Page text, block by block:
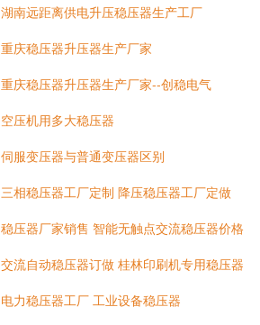
湖南远距离供电升压稳压器生产工厂
重庆稳压器升压器生产厂家
重庆稳压器升压器生产厂家--创稳电气
空压机用多大稳压器
伺服变压器与普通变压器区别
三相稳压器工厂定制 降压稳压器工厂定做
稳压器厂家销售 智能无触点交流稳压器价格
交流自动稳压器订做 桂林印刷机专用稳压器
电力稳压器工厂 工业设备稳压器